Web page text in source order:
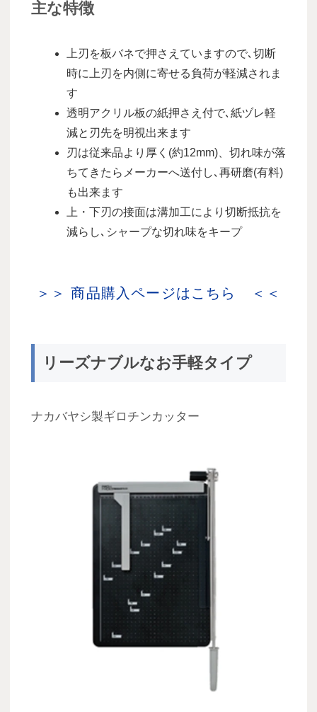
主な特徴
上刃を板バネで押さえていますので､切断
時に上刃を内側に寄せる負荷が軽減されま
す
透明アクリル板の紙押さえ付で､紙ヅレ軽
減と刃先を明視出来ます
刃は従来品より厚く(約12mm)、切れ味が落
ちてきたらメーカーへ送付し､再研磨(有料)
も出来ます
上・下刃の接面は溝加工により切断抵抗を
減らし､シャープな切れ味をキープ
＞＞ 商品購入ページはこちら ＜＜
リーズナブルなお手軽タイプ
ナカバヤシ製ギロチンカッター